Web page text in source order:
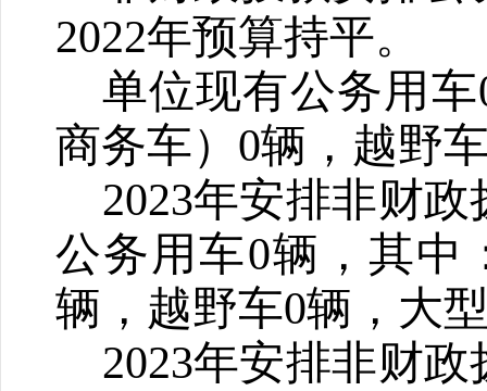
2022年预算持平。
单位现有公务用
商务车）0辆，越野
2023年安排非财
公务用车0辆，其中
辆，越野车0辆，大
2023年安排非财